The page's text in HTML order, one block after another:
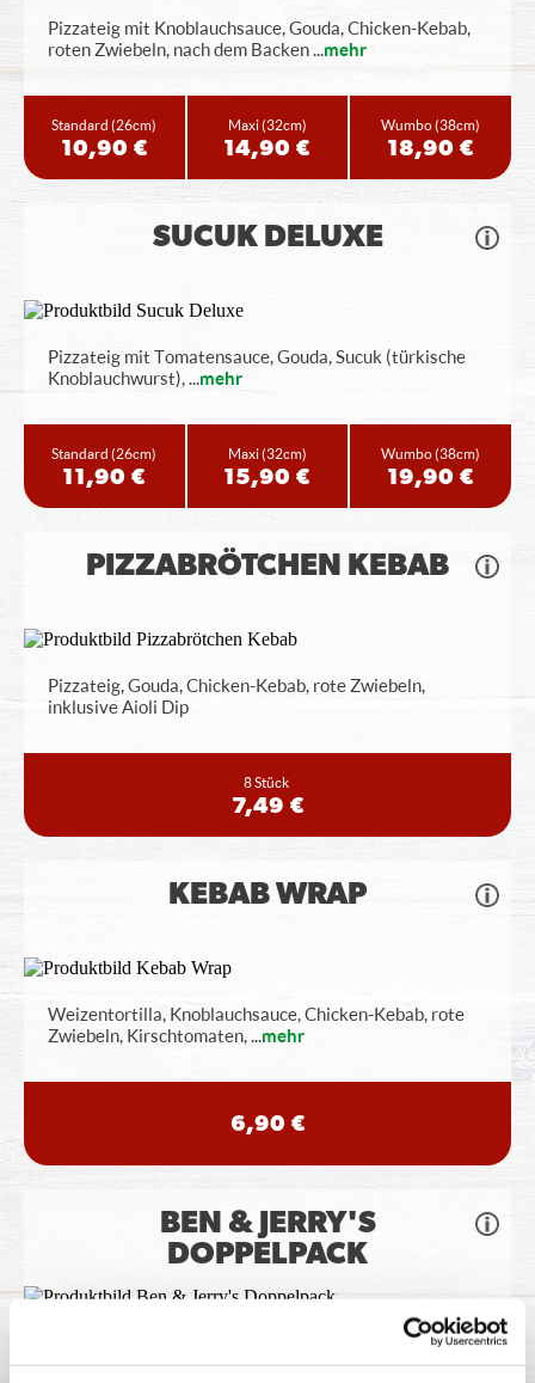
Pizzateig mit Knoblauchsauce, Gouda, Chicken-Kebab,
roten Zwiebeln, nach dem Backen...mehr
Standard(26cm)
10,90 €
Maxi(32cm)
14,90 €
Wumbo(38cm)
18,90 €
SUCUK DELUXE
Pizzateig mit Tomatensauce, Gouda, Sucuk (türkische
Knoblauchwurst),...mehr
Standard(26cm)
11,90 €
Maxi(32cm)
15,90 €
Wumbo(38cm)
19,90 €
PIZZABRÖTCHEN KEBAB
Pizzateig, Gouda, Chicken-Kebab, rote Zwiebeln,
inklusive Aioli Dip
8 Stück
7,49 €
KEBAB WRAP
Weizentortilla, Knoblauchsauce, Chicken-Kebab, rote
Zwiebeln, Kirschtomaten,...mehr
6,90 €
BEN & JERRY'S
DOPPELPACK